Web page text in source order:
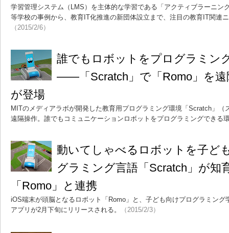
学習管理システム（LMS）を主体的な学習である「アクティブラーニン
等学校の事例から、教育IT化推進の新団体設立まで、注目の教育IT関連
（2015/2/6）
誰でもロボットをプログラミン
――「Scratch」で「Romo」を遠
が登場
MITのメディアラボが開発した教育用プログラミング環境「Scratch」（
遠隔操作。誰でもコミュニケーションロボットをプログラミングできる
動いてしゃべるロボットを子
グラミング言語「Scratch」が知
「Romo」と連携
iOS端末が頭脳となるロボット「Romo」と、子ども向けプログラミン
アプリが2月下旬にリリースされる。
（2015/2/3）